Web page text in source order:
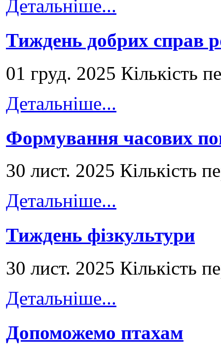
Детальніше...
Тиждень добрих справ
01 груд. 2025 Кількість
Детальніше...
Формування часових
30 лист. 2025 Кількість
Детальніше...
Тиждень фізкультури
30 лист. 2025 Кількість
Детальніше...
Допоможемо птахам